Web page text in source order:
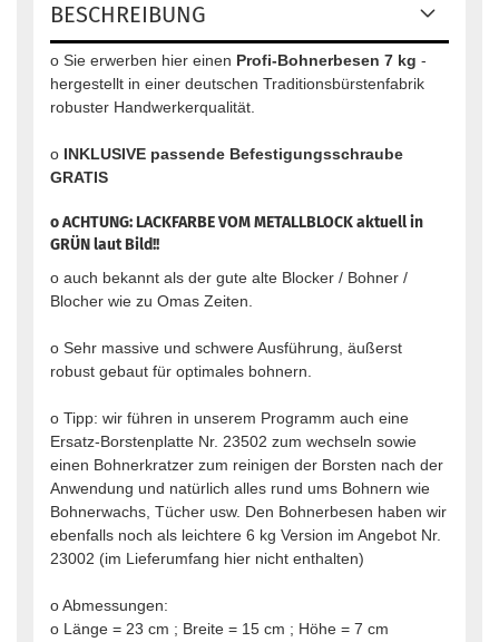
BESCHREIBUNG
o Sie erwerben hier einen Profi-Bohnerbesen 7 kg -
hergestellt in einer deutschen Traditionsbürstenfabrik
robuster Handwerkerqualität.
o INKLUSIVE passende Befestigungsschraube
GRATIS
o ACHTUNG: LACKFARBE VOM METALLBLOCK aktuell in
GRÜN laut Bild!!
o auch bekannt als der gute alte Blocker / Bohner /
Blocher wie zu Omas Zeiten.
o Sehr massive und schwere Ausführung, äußerst
robust gebaut für optimales bohnern.
o Tipp: wir führen in unserem Programm auch eine
Ersatz-Borstenplatte Nr. 23502 zum wechseln sowie
einen Bohnerkratzer zum reinigen der Borsten nach der
Anwendung und natürlich alles rund ums Bohnern wie
Bohnerwachs, Tücher usw. Den Bohnerbesen haben wir
ebenfalls noch als leichtere 6 kg Version im Angebot Nr.
23002 (im Lieferumfang hier nicht enthalten)
o Abmessungen:
o Länge = 23 cm ; Breite = 15 cm ; Höhe = 7 cm